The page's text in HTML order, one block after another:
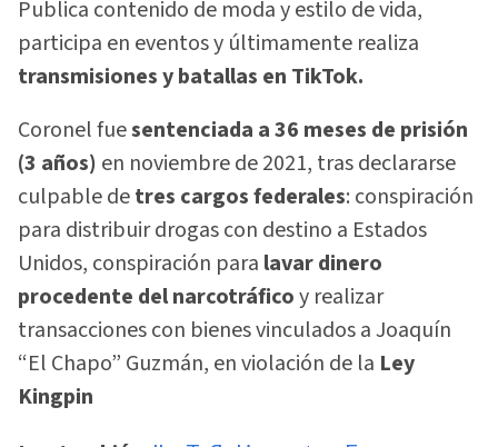
Publica contenido de moda y estilo de vida,
participa en eventos y últimamente realiza
transmisiones y batallas en TikTok.
Coronel fuesentenciada a 36 meses de prisión
(3 años) en noviembre de 2021, tras declararse
culpable detres cargos federales: conspiración
para distribuir drogas con destino a Estados
Unidos, conspiración para lavar dinero
procedente del narcotráficoy realizar
transacciones con bienes vinculados a Joaquín
“El Chapo” Guzmán, en violación de la Ley
Kingpin